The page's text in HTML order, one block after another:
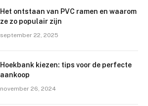
Het ontstaan van PVC ramen en waarom
ze zo populair zijn
september 22, 2025
Hoekbank kiezen: tips voor de perfecte
aankoop
november 26, 2024